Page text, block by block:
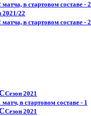
матча, в стартовом составе - 2
2021/22
матча, в стартовом составе - 2
Сезон 2021
матч, в стартовом составе - 1
Сезон 2021